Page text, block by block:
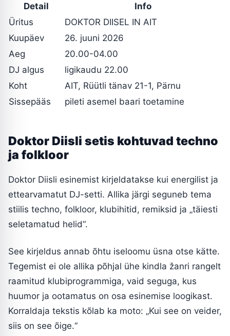
Detail
Info
Üritus
DOKTOR DIISEL IN AIT
Kuupäev
26. juuni 2026
Aeg
20.00-04.00
DJ algus
ligikaudu 22.00
Koht
AIT, Rüütli tänav 21-1, Pärnu
Sissepääs
pileti asemel baari toetamine
Doktor Diisli setis kohtuvad techno
ja folkloor
Doktor Diisli esinemist kirjeldatakse kui energilist ja
ettearvamatut DJ-setti. Allika järgi seguneb tema
stiilis techno, folkloor, klubihitid, remiksid ja „täiesti
seletamatud helid“.
See kirjeldus annab õhtu iseloomu üsna otse kätte.
Tegemist ei ole allika põhjal ühe kindla žanri rangelt
raamitud klubiprogrammiga, vaid seguga, kus
huumor ja ootamatus on osa esinemise loogikast.
Korraldaja tekstis kõlab ka moto: „Kui see on veider,
siis on see õige.“